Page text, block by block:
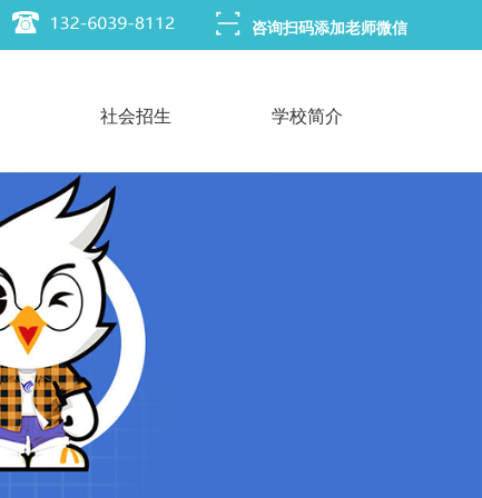
咨询扫码添加老师微信
社会招生 学校简介